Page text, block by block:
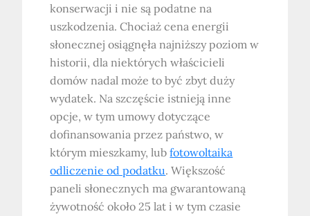
konserwacji i nie są podatne na
uszkodzenia. Chociaż cena energii
słonecznej osiągnęła najniższy poziom w
historii, dla niektórych właścicieli
domów nadal może to być zbyt duży
wydatek. Na szczęście istnieją inne
opcje, w tym umowy dotyczące
dofinansowania przez państwo, w
którym mieszkamy, lubfotowoltaika
odliczenie od podatku. Większość
paneli słonecznych ma gwarantowaną
żywotność około 25 lat i w tym czasie